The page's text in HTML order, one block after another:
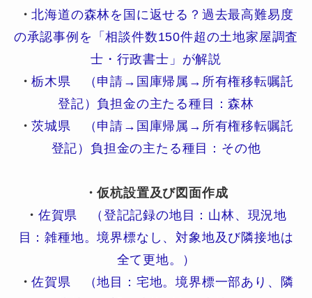
・北海道の森林を国に返せる？過去最高難易度
の承認事例を「相談件数150件超の土地家屋調査
士・行政書士」が解説
・栃木県 （申請→国庫帰属→所有権移転嘱託
登記）負担金の主たる種目：森林
・茨城県 （申請→国庫帰属→所有権移転嘱託
登記）負担金の主たる種目：その他
・仮杭設置及び図面作成
・ 佐賀県 （登記記録の地目：山林、現況地
目：雑種地。境界標なし、対象地及び隣接地は
全て更地。）
・佐賀県 （地目：宅地。境界標一部あり、隣